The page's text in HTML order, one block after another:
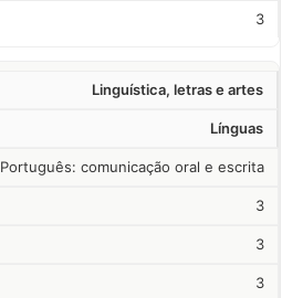
3
Linguística, letras e artes
Línguas
Português: comunicação oral e escrita
3
3
3